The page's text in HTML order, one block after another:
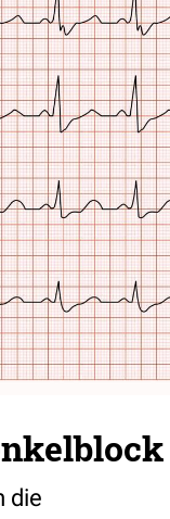
die